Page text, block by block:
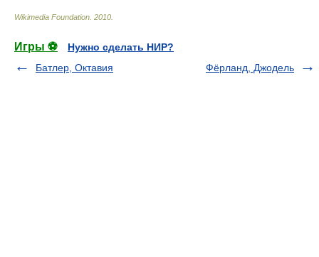
Wikimedia Foundation 2010
Игры ⚽
Нужно сделать НИР?
Батлер, Октавия
Фёрланд, Джодель